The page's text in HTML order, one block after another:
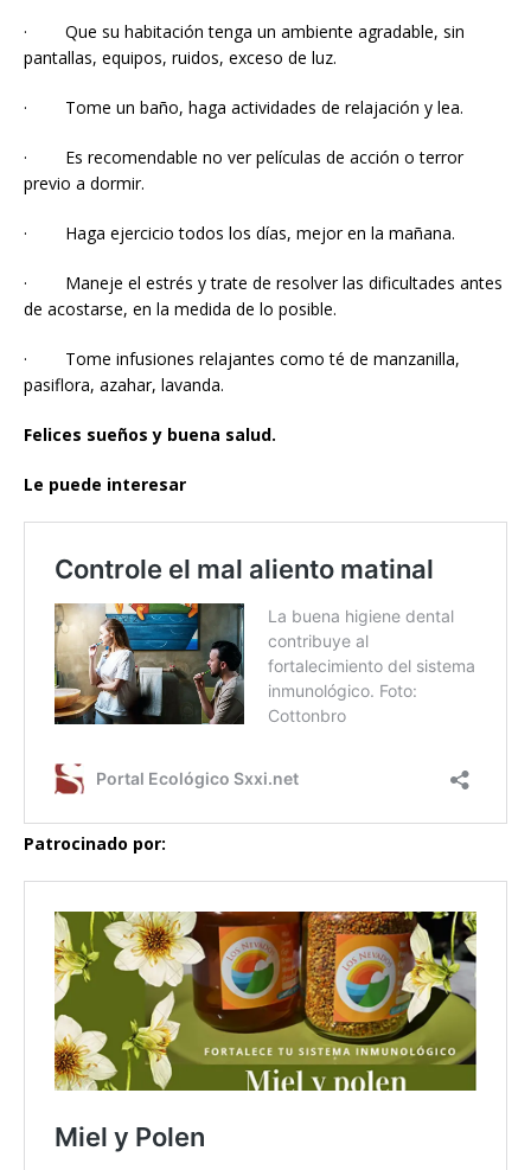
· Que su habitación tenga un ambiente agradable, sin
pantallas, equipos, ruidos, exceso de luz.
· Tome un baño, haga actividades de relajación y lea.
· Es recomendable no ver películas de acción o terror
previo a dormir.
· Haga ejercicio todos los días, mejor en la mañana.
· Maneje el estrés y trate de resolver las dificultades antes
de acostarse, en la medida de lo posible.
· Tome infusiones relajantes como té de manzanilla,
pasiflora, azahar, lavanda.
Felices sueños y buena salud.
Le puede interesar
Patrocinado por: